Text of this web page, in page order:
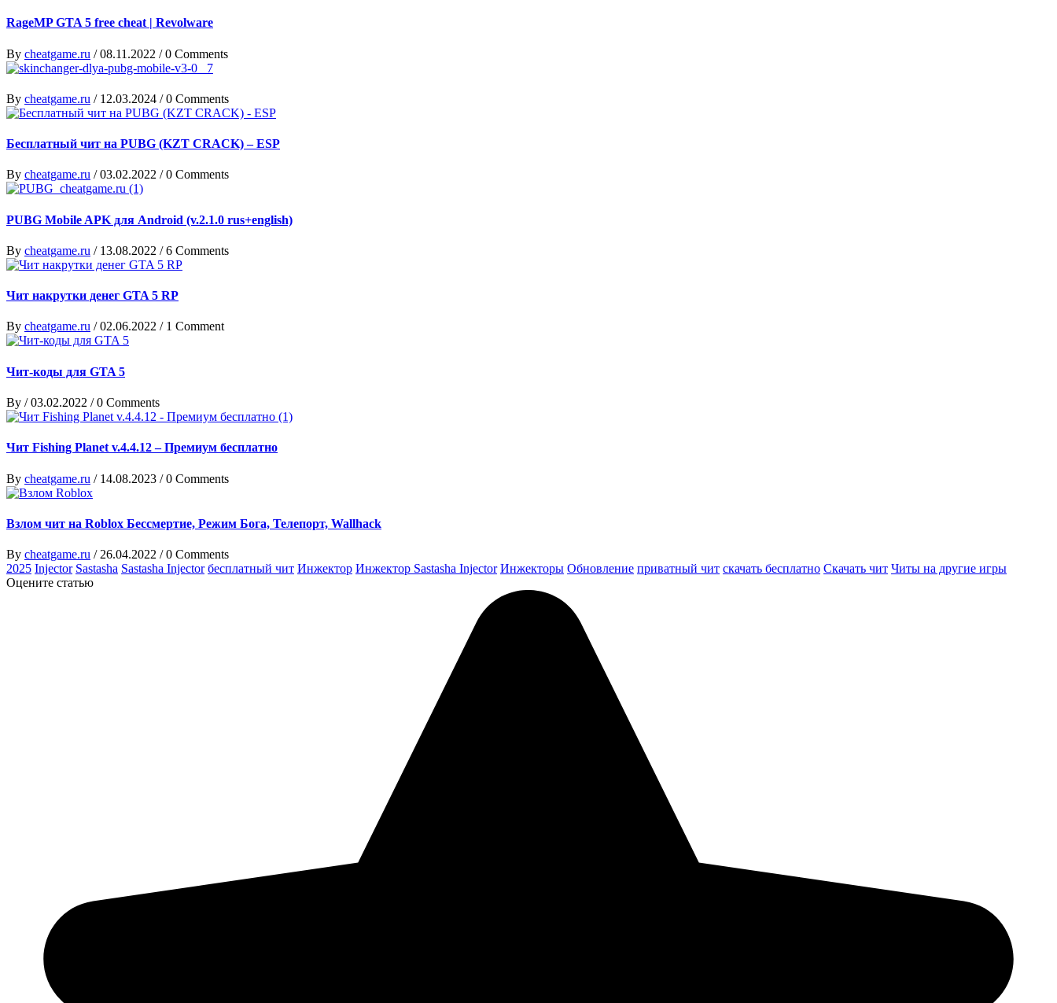
RageMP GTA 5 free cheat | Revolware
By cheatgame.ru /08.11.2022 /0 Comments
By cheatgame.ru / 12.03.2024 /0 Comments
Бесплатный чит на PUBG (KZT CRACK) – ESP
By cheatgame.ru /03.02.2022 /0 Comments
PUBG Mobile APK для Android (v.2.1.0 rus+english)
By cheatgame.ru / 13.08.2022 /6 Comments
Чит накрутки денег GTA 5 RP
By cheatgame.ru /02.06.2022 / 1 Comment
Чит-коды для GTA 5
By /03.02.2022 /0 Comments
Чит Fishing Planet v.4.4.12 – Премиум бесплатно
By cheatgame.ru / 14.08.2023 /0 Comments
Взлом чит на Roblox Бессмертие, Режим Бога, Телепорт, Wallhack
By cheatgame.ru / 26.04.2022 /0 Comments
2025 Injector Sastasha Sastasha Injector бесплатный чит Инжектор Инжектор Sastasha Injector Инжекторы Обновление приватный чит скачать бесплатно Скачать чит Читы на другие игры
Оцените статью